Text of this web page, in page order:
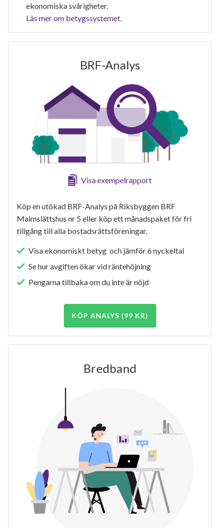
ekonomiska svårigheter.
Läs mer om betygssystemet.
BRF-Analys
Visa exempelrapport
Köp en utökad BRF-Analys på Riksbyggen BRF
Malmslättshus nr 5 eller köp ett månadspaket för fri
tillgång till alla bostadsrättsföreningar.
Visa ekonomiskt betyg och jämför 6 nyckeltal
Se hur avgiften ökar vid räntehöjning
Pengarna tillbaka om du inte är nöjd
KÖP ANALYS (99 KR)
Bredband